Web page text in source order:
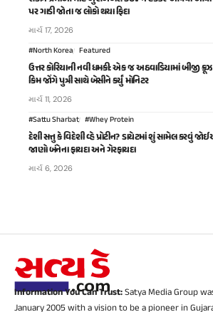
પર ગાડી જોતા જ લોકો થયા ફિદા
માર્ચ 17, 2026
#North Korea Featured
ઉત્તર કોરિયાની નવી ધમકી: એક જ અઠવાડિયામાં બીજી
કિમ જોંગે પુત્રી સાથે બેસીને કર્યું મોનિટર
માર્ચ 11, 2026
#Sattu Sharbat #Whey Protein
દેશી સત્તુ કે વિદેશી વ્હે પ્રોટીન? ડાયેટમાં શું સામેલ કરવું
જાણો બંનેના ફાયદા અને ગેરફાયદા
માર્ચ 6, 2026
Information You Can Trust:Satya Media Group
January 2005 with a vision to be a pioneer in